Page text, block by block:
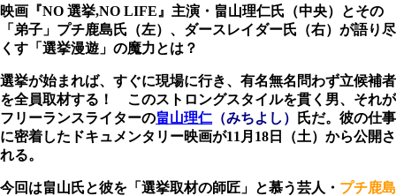
映画『NO 選挙,NO LIFE』主演・畠山理仁氏（中央）とその
「弟子」プチ鹿島氏（左）、ダースレイダー氏（右）が語り尽
くす「選挙漫遊」の魔力とは？
選挙が始まれば、すぐに現場に行き、有名無名問わず立候補者
を全員取材する！ このストロングスタイルを貫く男、それが
フリーランスライターの畠山理仁 （みちよし）
氏だ。彼の仕事
に密着したドキュメンタリー映画が11月18日（土）から公開さ
れる。
今回は畠山氏と彼を「選挙取材の師匠」と慕う芸人・ プチ鹿島